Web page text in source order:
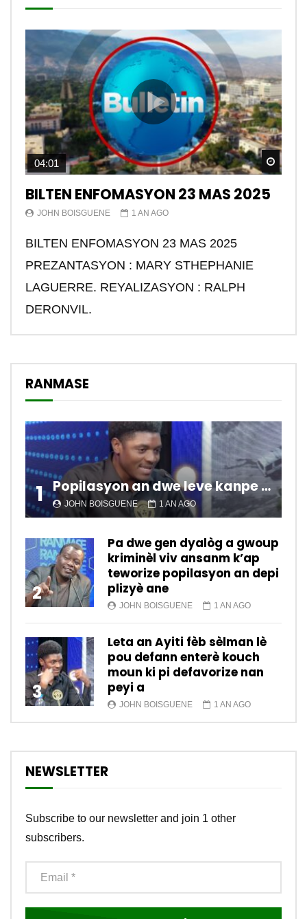
04:01
BILTEN ENFOMASYON 23 MAS 2025
JOHN BOISGUENE 1 AN AGO
BILTEN ENFOMASYON 23 MAS 2025
PREZANTASYON : MARY STHEPHANIE
LAGUERRE. REYALIZASYON : RALPH
DERONVIL.
RANMASE
1 Popilasyon an dwe leve kanpe pou chanje sitiyasyon kawotik l’ap viv nan peyi a.
JOHN BOISGUENE 1 AN AGO
2
Pa dwe gen dyalòg a gwoup
kriminèl viv ansanm k’ap
teworize popilasyon an depi
plizyè ane
JOHN BOISGUENE 1 AN AGO
3
Leta an Ayiti fèb sèlman lè
pou defann enterè kouch
moun ki pi defavorize nan
peyi a
JOHN BOISGUENE 1 AN AGO
NEWSLETTER
Subscribe to our newsletter and join 1 other
subscribers.